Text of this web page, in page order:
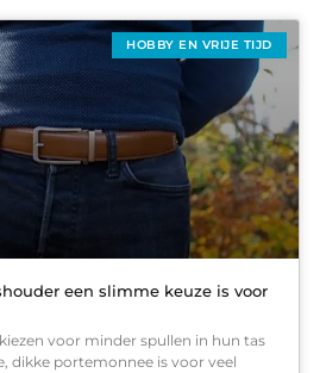
HOBBY EN VRIJE TIJD
een slimme keuze is voor
voor minder spullen in hun tas
dikke portemonnee is voor veel